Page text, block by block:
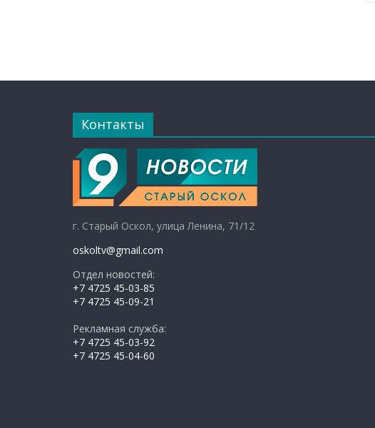
Контакты
г. Старый Оскол, улица Ленина, 71/12
oskoltv@gmail.com
Отдел новостей:
+7 4725 45-03-85
+7 4725 45-09-21
Рекламная служба:
+7 4725 45-03-92
+7 4725 45-04-60